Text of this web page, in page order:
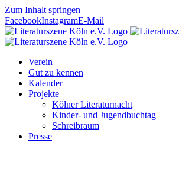
Zum Inhalt springen
FacebookInstagramE-Mail
Verein
Gut zu kennen
Kalender
Projekte
Kölner Literaturnacht
Kinder- und Jugendbuchtag
Schreibraum
Presse